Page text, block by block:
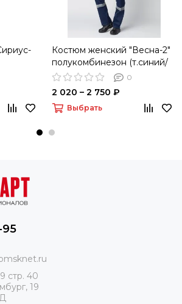
Костюм женский "Весна-2"
полукомбинезон (т.синий/
василек)
0
2 020 – 2 750 ₽
Выбрать
95
стр. 40
19